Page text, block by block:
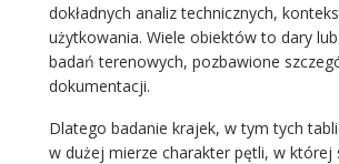
dokładnych analiz technicznych,
użytkowania. Wiele obiektów to dary
badań terenowych, pozbawione
dokumentacji.
Dlatego badanie krajek, w tym tych
w dużej mierze charakter pętli, w której